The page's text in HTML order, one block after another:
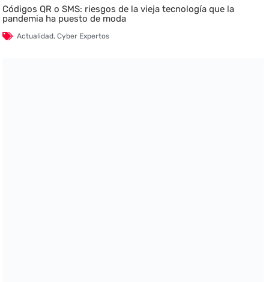
Códigos QR o SMS: riesgos de la vieja tecnología que la
pandemia ha puesto de moda
Actualidad,Cyber Expertos